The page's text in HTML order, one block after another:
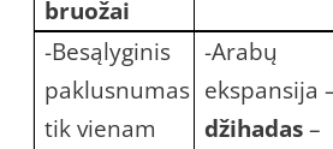
bruožai
-Besąlyginis
paklusnumas
tik vienam
-Arabų
ekspansija
džihadas–